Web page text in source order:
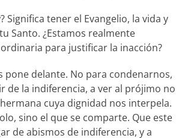
tener el Evangelio, la vida y
Santo. ¿Estamos realmente
para justificar la inacción?
pone delante. No para condenarnos,
de la indiferencia, a ver al prójimo no
cuya dignidad nos interpela.
sino el que se comparte. Que este
de abismos de indiferencia, y a